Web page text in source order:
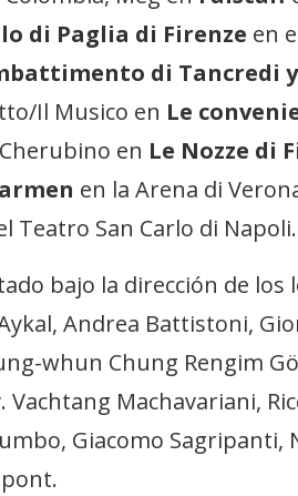
di Paglia di Firenze en
di Tancredi
Il Musico en Le
en Le Nozze di
en la Arena di
Teatro San Carlo di Napoli.
bajo la dirección de los
Andrea Battistoni,
whun Chung Rengim
Vachtang Machavariani,
Giacomo Sagripanti,